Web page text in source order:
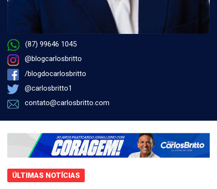
(87) 99646 1045
@blogcarlosbritto
/blogdocarlosbritto
@carlosbritto1
contato@carlosbritto.com
ÚLTIMAS NOTÍCIAS